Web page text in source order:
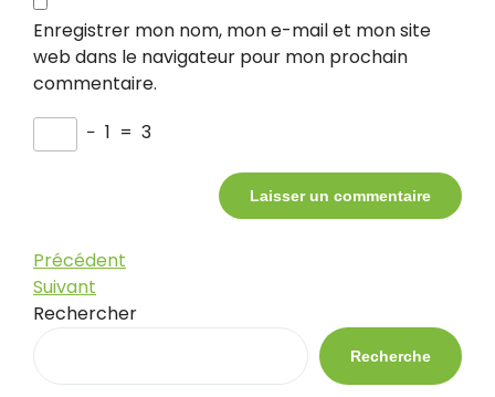
Enregistrer mon nom, mon e-mail et mon site
web dans le navigateur pour mon prochain
commentaire.
− 1 = 3
Navigation
de
l’article
Article
précédent
Précédent
Article
suivant
Suivant
Rechercher
Recherche